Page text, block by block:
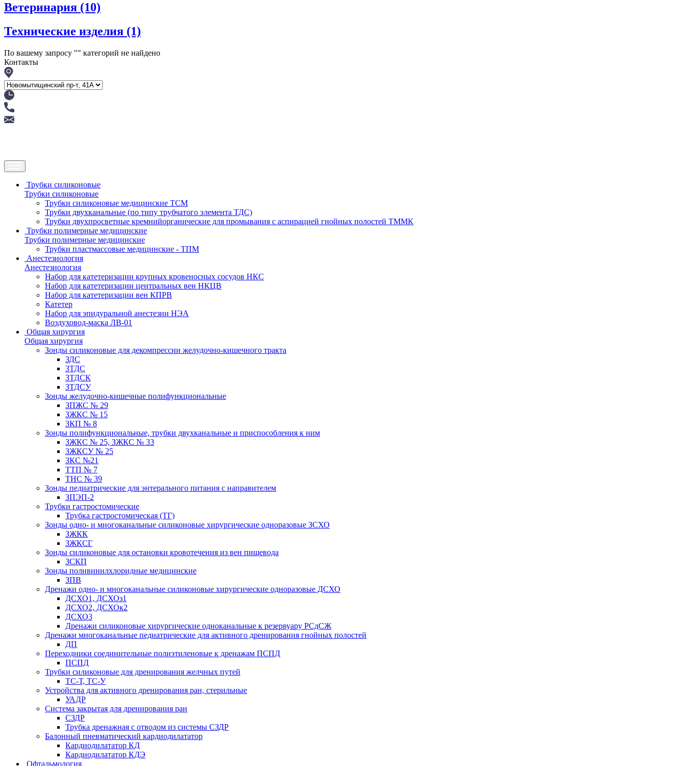
Ветеринария (10)
Технические изделия (1)
По вашему запросу "" категорий не найдено
Контакты
Трубки силиконовые
Трубки силиконовые
Трубки силиконовые медицинские ТСМ
Трубки двухканальные (по типу трубчатого элемента ТДС)
Трубки двухпросветные кремнийорганические для промывания с аспирацией гнойных полостей ТММК
Трубки полимерные медицинские
Трубки полимерные медицинские
Трубки пластмассовые медицинские - ТПМ
Анестезиология
Анестезиология
Набор для катетеризации крупных кровеносных сосудов НКС
Набор для катетеризации центральных вен НКЦВ
Набор для катетеризации вен КПРВ
Катетер
Набор для эпидуральной анестезии НЭА
Воздуховод-маска ЛВ-01
Общая хирургия
Общая хирургия
Зонды силиконовые для декомпрессии желудочно-кишечного тракта
ЗДС
ЗТДС
ЗТДСК
ЗТДСУ
Зонды желудочно-кишечные полифункциональные
ЗПЖС № 29
ЗЖКС № 15
ЗКП № 8
Зонды полифункциональные, трубки двухканальные и приспособления к ним
ЗЖКС № 25, ЗЖКС № 33
ЗЖКСУ № 25
ЗКС №21
ТТП № 7
ТНС № 39
Зонды педиатрические для энтерального питания с направителем
ЗПЭП-2
Трубки гастростомические
Трубка гастростомическая (ТГ)
Зонды одно- и многоканальные силиконовые хирургические одноразовые ЗСХО
ЗЖКК
ЗЖКСГ
Зонды силиконовые для остановки кровотечения из вен пищевода
ЗСКП
Зонды поливинилхлоридные медицинские
ЗПВ
Дренажи одно- и многоканальные силиконовые хирургические одноразовые ДСХО
ДСХО1, ДСХОз1
ДСХО2, ДСХОк2
ДСХО3
Дренажи силиконовые хирургические одноканальные к резервуару РСдСЖ
Дренажи многоканальные педиатрические для активного дренирования гнойных полостей
ДП
Переходники соединительные полиэтиленовые к дренажам ПСПД
ПСПД
Трубки силиконовые для дренирования желчных путей
ТС-Т, ТС-У
Устройства для активного дренирования ран, стерильные
УАДР
Система закрытая для дренирования ран
СЗДР
Трубка дренажная с отводом из системы СЗДР
Балонный пневматический кардиодилататор
Кардиодилататор КД
Кардиодилататор КДЭ
Офтальмология